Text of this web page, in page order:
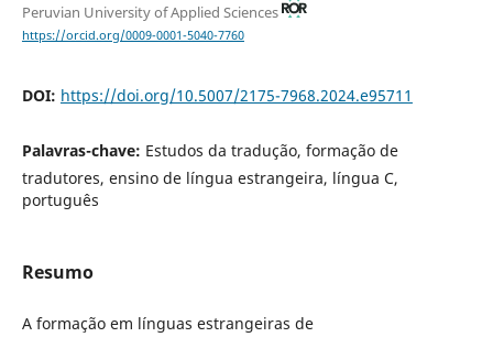
Peruvian University of Applied Sciences
https://orcid.org/0009-0001-5040-7760
DOI: https://doi.org/10.5007/2175-7968.2024.e95711
Palavras-chave: Estudos da tradução, formação de
tradutores, ensino de língua estrangeira, língua C,
português
Resumo
A formação em línguas estrangeiras de